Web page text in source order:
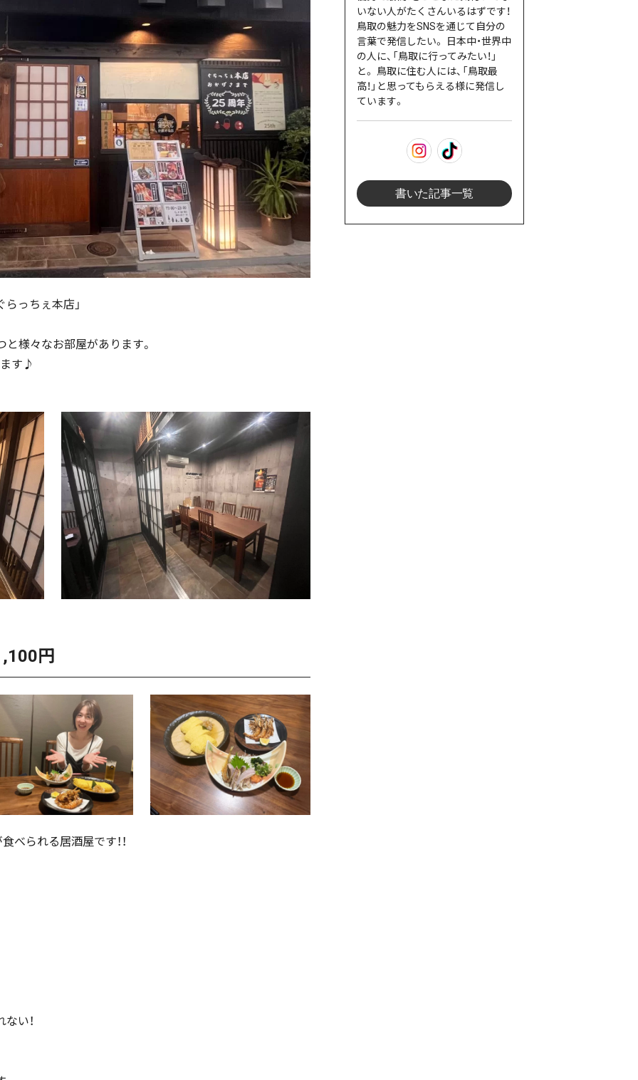
っちぇ本店」
と様々なお部屋があります。
す♪
円
べられる居酒屋です！！
い！
いない人がたくさんいるはずです！
鳥取の魅力をSNSを通じて自分の
言葉で発信したい。 日本中・世界中
の人に、「鳥取に行ってみたい！」
と。 鳥取に住む人には、「鳥取最
高！」と思ってもらえる様に発信し
ています。
書いた記事一覧